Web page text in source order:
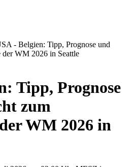
- Belgien: Tipp, Prognose und
WM 2026 in Seattle
Tipp, Prognose
zum
WM 2026 in